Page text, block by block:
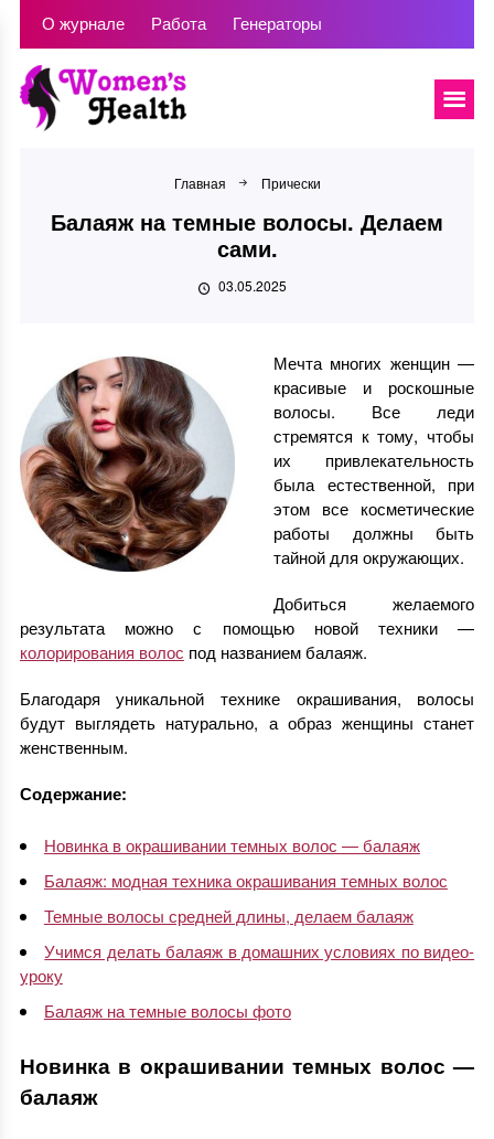
О журнале Работа Генераторы
Главная Прически
Балаяж на темные волосы. Делаем
сами.
03.05.2025
Мечта многих женщин —
красивые и роскошные
волосы. Все леди
стремятся к тому, чтобы
их привлекательность
была естественной, при
этом все косметические
работы должны быть
тайной для окружающих.
Добиться желаемого
результата можно с помощью новой техники —
колорирования волос под названием балаяж.
Благодаря уникальной технике окрашивания, волосы
будут выглядеть натурально, а образ женщины станет
женственным.
Содержание:
Новинка в окрашивании темных волос — балаяж
Балаяж: модная техника окрашивания темных волос
Темные волосы средней длины, делаем балаяж
Учимся делать балаяж в домашних условиях по видео-
уроку
Балаяж на темные волосы фото
Новинка в окрашивании темных волос —
балаяж